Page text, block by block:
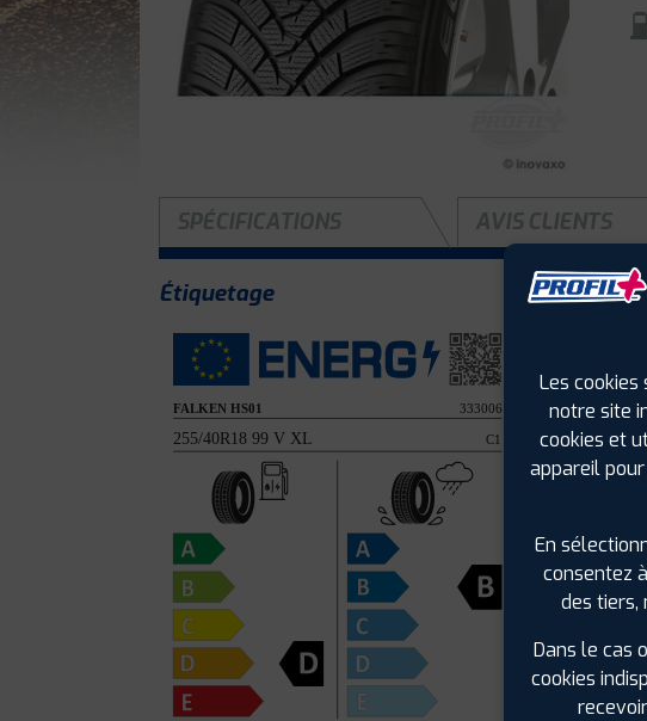
SPÉCIFICATIONS AVIS CLIENTS
Étiquetage
Largeur :
Hauteur :
Charge :
Bruit de
Code EAN
Les
notre site
cookies et
appareil
En
consentez
des tiers,
Dans le cas
cookies